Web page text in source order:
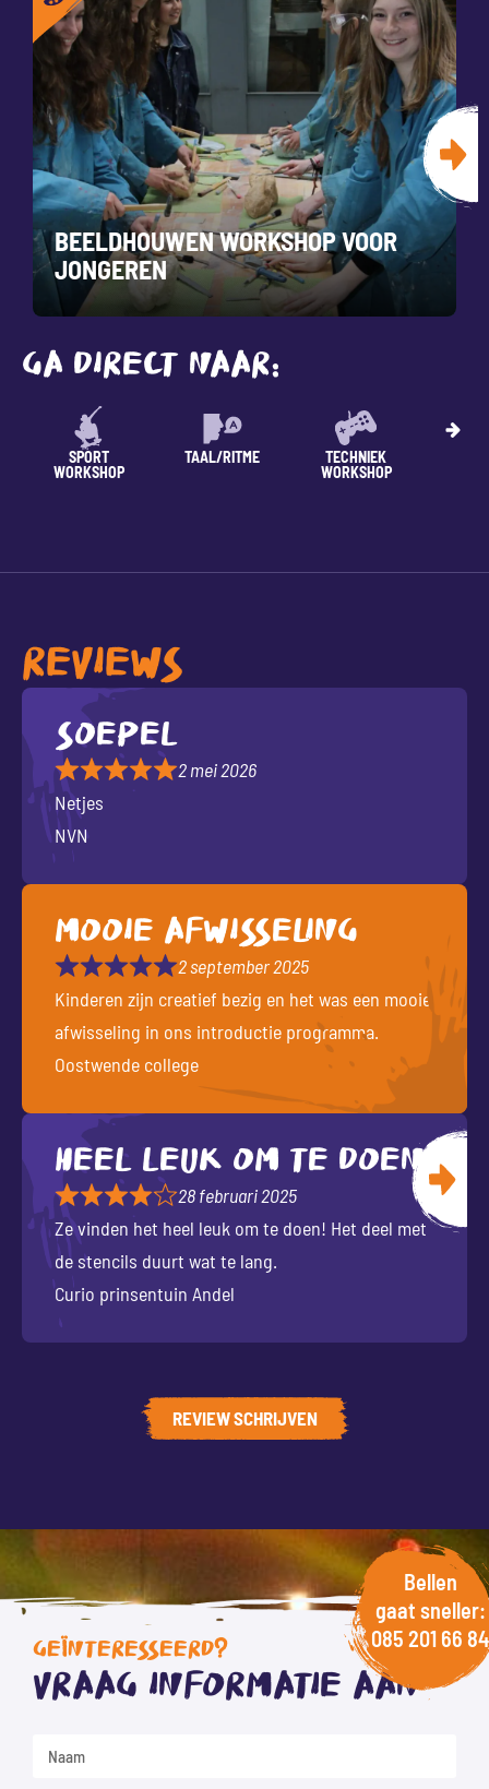
BEELDHOUWEN WORKSHOP VOOR
JONGEREN
GA DIRECT NAAR:
SPORT
WORKSHOP
TAAL/RITME
TECHNIEK
WORKSHOP
REVIEWS
Soepel
2 mei 2026
Netjes
NVN
Mooie afwisseling
2 september 2025
Kinderen zijn creatief bezig en het was een mooie
afwisseling in ons introductie programma.
Oostwende college
Heel leuk om te doen
28 februari 2025
Ze vinden het heel leuk om te doen! Het deel met
de stencils duurt wat te lang.
Curio prinsentuin Andel
REVIEW SCHRIJVEN
Bellen
gaat sneller:
085 201 66 84
GEÏNTERESSEERD?
Vraag informatie aan